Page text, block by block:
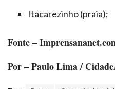
Itacarezinho (praia);
Fonte –
Por – Paulo Lima /